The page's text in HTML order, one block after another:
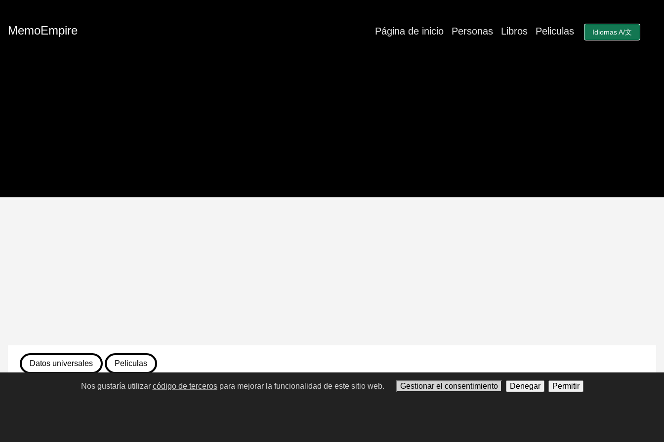
MemoEmpire Página de inicio Personas Libros Peliculas Idiomas A/文
Datos universales Peliculas
Nos gustaría utilizar código de tercerospara mejorar la funcionalidad de este sitio web. Gestionar el consentimiento Denegar Permitir